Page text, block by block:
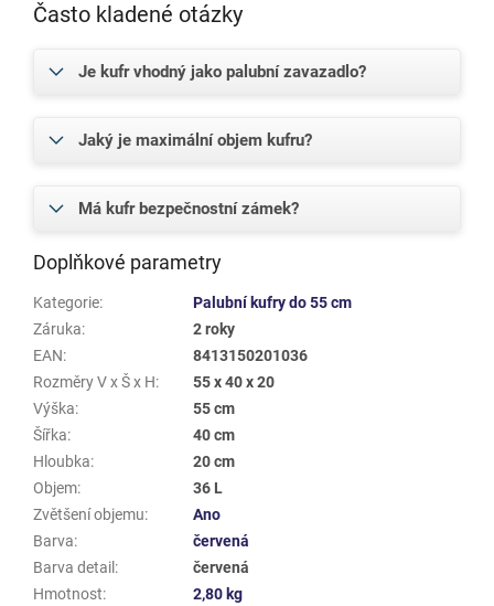
Často kladené otázky
Je kufr vhodný jako palubní zavazadlo?
Jaký je maximální objem kufru?
Má kufr bezpečnostní zámek?
Doplňkové parametry
Kategorie:
Palubní kufry do 55 cm
Záruka:
2 roky
EAN:
8413150201036
Rozměry V x Š x H:
55 x 40 x 20
Výška:
55 cm
Šířka:
40 cm
Hloubka:
20 cm
Objem:
36 L
Zvětšení objemu:
Ano
Barva:
červená
Barva detail :
červená
Hmotnost:
2,80 kg